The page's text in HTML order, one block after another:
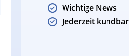
Wichtige News
Jederzeit kündbar